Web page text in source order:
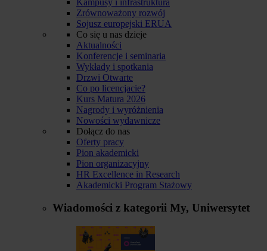
Zrównoważony rozwój
Sojusz europejski ERUA
Co się u nas dzieje
Aktualności
Konferencje i seminaria
Wykłady i spotkania
Drzwi Otwarte
Co po licencjacie?
Kurs Matura 2026
Nagrody i wyróżnienia
Nowości wydawnicze
Dołącz do nas
Oferty pracy
Pion akademicki
Pion organizacyjny
HR Excellence in Research
Akademicki Program Stażowy
Wiadomości z kategorii My, Uniwersytet